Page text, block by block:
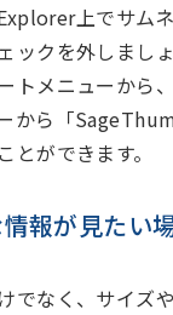
上でサム
ックを外しましょ
トメニューから
から「
とができます。
報が見たい
でなく、サイズ